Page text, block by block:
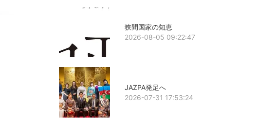
狭間国家の知恵
2026-08-05 09:22:47
JAZPA発足へ
2026-07-31 17:53:24